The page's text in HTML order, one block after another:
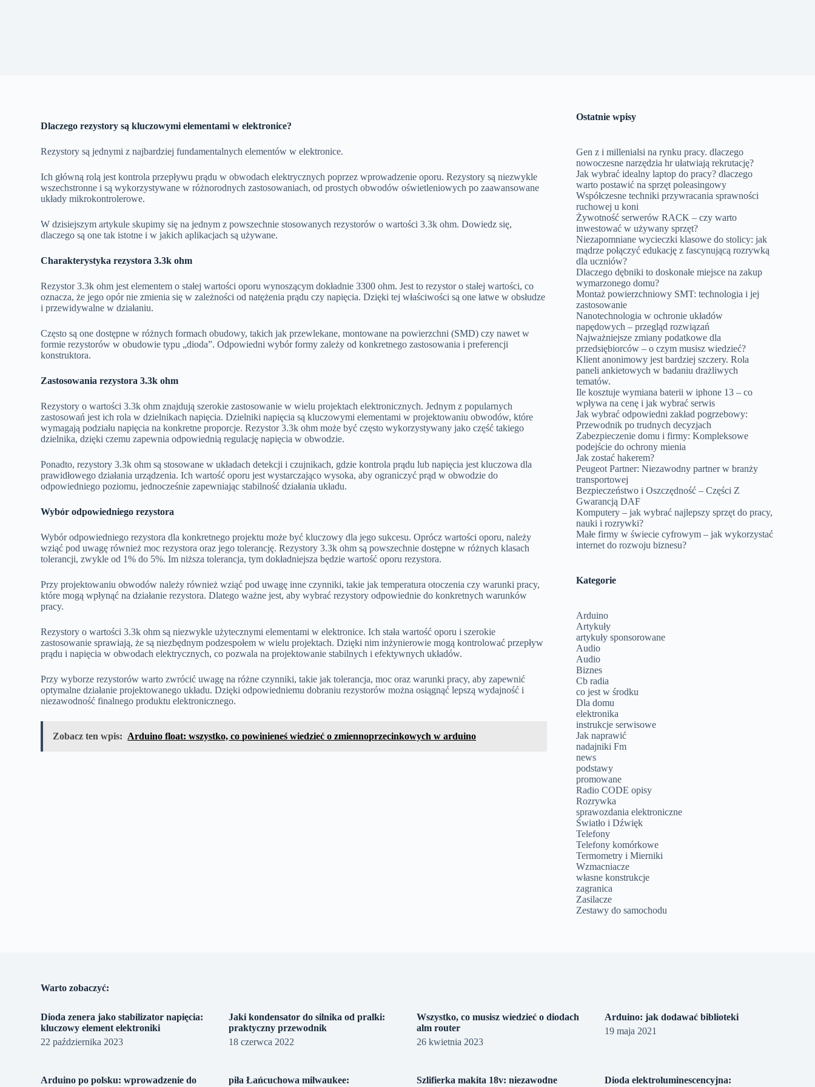
Dlaczego rezystory są kluczowymi elementami w elektronice?
Rezystory są jednymi z najbardziej fundamentalnych elementów w elektronice.
Ich główną rolą jest kontrola przepływu prądu w obwodach elektrycznych poprzez wprowadzenie oporu. Rezystory są niezwykle
wszechstronne i są wykorzystywane w różnorodnych zastosowaniach, od prostych obwodów oświetleniowych po zaawansowane
układy mikrokontrolerowe.
W dzisiejszym artykule skupimy się na jednym z powszechnie stosowanych rezystorów o wartości 3.3k ohm. Dowiedz się,
dlaczego są one tak istotne i w jakich aplikacjach są używane.
Charakterystyka rezystora 3.3k ohm
Rezystor 3.3k ohm jest elementem o stałej wartości oporu wynoszącym dokładnie 3300 ohm. Jest to rezystor o stałej wartości, co
oznacza, że jego opór nie zmienia się w zależności od natężenia prądu czy napięcia. Dzięki tej właściwości są one łatwe w obsłudze
i przewidywalne w działaniu.
Często są one dostępne w różnych formach obudowy, takich jak przewlekane, montowane na powierzchni (SMD) czy nawet w
formie rezystorów w obudowie typu „dioda”. Odpowiedni wybór formy zależy od konkretnego zastosowania i preferencji
konstruktora.
Zastosowania rezystora 3.3k ohm
Rezystory o wartości 3.3k ohm znajdują szerokie zastosowanie w wielu projektach elektronicznych. Jednym z popularnych
zastosowań jest ich rola w dzielnikach napięcia. Dzielniki napięcia są kluczowymi elementami w projektowaniu obwodów, które
wymagają podziału napięcia na konkretne proporcje. Rezystor 3.3k ohm może być często wykorzystywany jako część takiego
dzielnika, dzięki czemu zapewnia odpowiednią regulację napięcia w obwodzie.
Ponadto, rezystory 3.3k ohm są stosowane w układach detekcji i czujnikach, gdzie kontrola prądu lub napięcia jest kluczowa dla
prawidłowego działania urządzenia. Ich wartość oporu jest wystarczająco wysoka, aby ograniczyć prąd w obwodzie do
odpowiedniego poziomu, jednocześnie zapewniając stabilność działania układu.
Wybór odpowiedniego rezystora
Wybór odpowiedniego rezystora dla konkretnego projektu może być kluczowy dla jego sukcesu. Oprócz wartości oporu, należy
wziąć pod uwagę również moc rezystora oraz jego tolerancję. Rezystory 3.3k ohm są powszechnie dostępne w różnych klasach
tolerancji, zwykle od 1% do 5%. Im niższa tolerancja, tym dokładniejsza będzie wartość oporu rezystora.
Przy projektowaniu obwodów należy również wziąć pod uwagę inne czynniki, takie jak temperatura otoczenia czy warunki pracy,
które mogą wpłynąć na działanie rezystora. Dlatego ważne jest, aby wybrać rezystory odpowiednie do konkretnych warunków
pracy.
Rezystory o wartości 3.3k ohm są niezwykle użytecznymi elementami w elektronice. Ich stała wartość oporu i szerokie
zastosowanie sprawiają, że są niezbędnym podzespołem w wielu projektach. Dzięki nim inżynierowie mogą kontrolować przepływ
prądu i napięcia w obwodach elektrycznych, co pozwala na projektowanie stabilnych i efektywnych układów.
Przy wyborze rezystorów warto zwrócić uwagę na różne czynniki, takie jak tolerancja, moc oraz warunki pracy, aby zapewnić
optymalne działanie projektowanego układu. Dzięki odpowiedniemu dobraniu rezystorów można osiągnąć lepszą wydajność i
niezawodność finalnego produktu elektronicznego.
Zobacz ten wpis: Arduino float: wszystko, co powinieneś wiedzieć o zmiennoprzecinkowych w arduino
Ostatnie wpisy
Gen z i millenialsi na rynku pracy. dlaczego
nowoczesne narzędzia hr ułatwiają rekrutację?
Jak wybrać idealny laptop do pracy? dlaczego
warto postawić na sprzęt poleasingowy
Współczesne techniki przywracania sprawności
ruchowej u koni
Żywotność serwerów RACK – czy warto
inwestować w używany sprzęt?
Niezapomniane wycieczki klasowe do stolicy: jak
mądrze połączyć edukację z fascynującą rozrywką
dla uczniów?
Dlaczego dębniki to doskonałe miejsce na zakup
wymarzonego domu?
Montaż powierzchniowy SMT: technologia i jej
zastosowanie
Nanotechnologia w ochronie układów
napędowych – przegląd rozwiązań
Najważniejsze zmiany podatkowe dla
przedsiębiorców – o czym musisz wiedzieć?
Klient anonimowy jest bardziej szczery. Rola
paneli ankietowych w badaniu drażliwych
tematów.
Ile kosztuje wymiana baterii w iphone 13 – co
wpływa na cenę i jak wybrać serwis
Jak wybrać odpowiedni zakład pogrzebowy:
Przewodnik po trudnych decyzjach
Zabezpieczenie domu i firmy: Kompleksowe
podejście do ochrony mienia
Jak zostać hakerem?
Peugeot Partner: Niezawodny partner w branży
transportowej
Bezpieczeństwo i Oszczędność – Części Z
Gwarancją DAF
Komputery – jak wybrać najlepszy sprzęt do pracy,
nauki i rozrywki?
Małe firmy w świecie cyfrowym – jak wykorzystać
internet do rozwoju biznesu?
Kategorie
Arduino
Artykuły
artykuły sponsorowane
Audio
Audio
Biznes
Cb radia
co jest w środku
Dla domu
elektronika
instrukcje serwisowe
Jak naprawić
nadajniki Fm
news
podstawy
promowane
Radio CODE opisy
Rozrywka
sprawozdania elektroniczne
Światło i Dźwięk
Telefony
Telefony komórkowe
Termometry i Mierniki
Wzmacniacze
własne konstrukcje
zagranica
Zasilacze
Zestawy do samochodu
Warto zobaczyć:
Dioda zenera jako stabilizator napięcia:
kluczowy element elektroniki
22 października 2023
Jaki kondensator do silnika od pralki:
praktyczny przewodnik
18 czerwca 2022
Wszystko, co musisz wiedzieć o diodach
alm router
26 kwietnia 2023
Arduino: jak dodawać biblioteki
19 maja 2021
Arduino po polsku: wprowadzenie do
piła Łańcuchowa milwaukee:
Szlifierka makita 18v: niezawodne
Dioda elektroluminescencyjna: